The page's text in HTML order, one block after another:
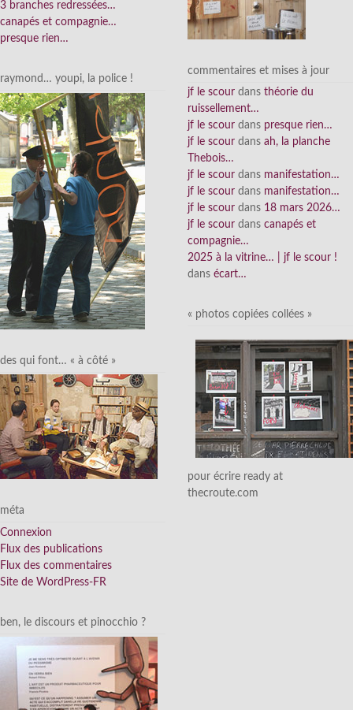
3 branches redressées…
canapés et compagnie…
presque rien…
raymond… youpi, la police !
des qui font… « à côté »
méta
Connexion
Flux des publications
Flux des commentaires
Site de WordPress-FR
ben, le discours et pinocchio ?
commentaires et mises à jour
jf le scour dans théorie du
ruissellement…
jf le scour dans presque rien…
jf le scour dans ah, la planche
Thebois…
jf le scour dans manifestation…
jf le scour dans manifestation…
jf le scour dans 18 mars 2026…
jf le scour dans canapés et
compagnie…
2025 à la vitrine… | jf le scour !
dans écart…
« photos copiées collées »
pour écrire ready at
thecroute.com